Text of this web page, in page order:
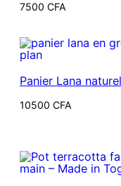
7500 CFA
Panier Lana naturel
10500 CFA